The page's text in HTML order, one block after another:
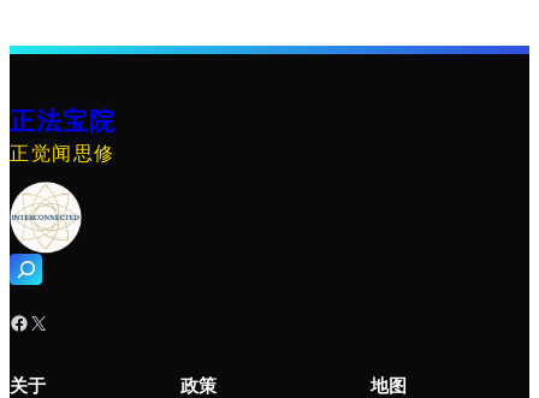
正法宝院
正觉闻思修
搜
索
Facebook X
关于 政策 地图